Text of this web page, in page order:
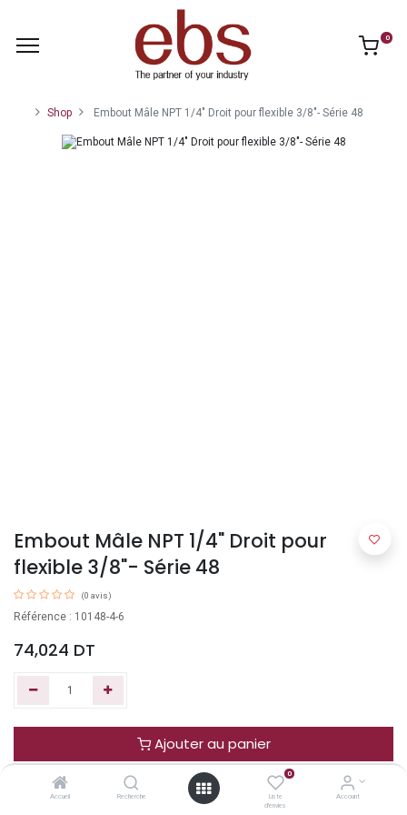
Accueil Recherche
0
Liste
d'envies
Account
0
Shop Embout Mâle NPT 1/4" Droit pour flexible 3/8"- Série 48
Embout Mâle NPT 1/4" Droit pour
flexible 3/8"- Série 48
(0 avis)
Référence : 10148-4-6
74,024 DT
Ajouter au panier
Acheter maintenant